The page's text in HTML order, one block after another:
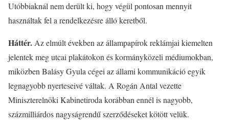
Utóbbiaknál nem derült ki, hogy végül pontosan mennyit
használtak fel a rendelkezésre álló keretből.
Háttér. Az elmúlt években az állampapírok reklámjai kiemelten
jelentek meg utcai plakátokon és kormányközeli médiumokban,
miközben Balásy Gyula cégei az állami kommunikáció egyik
legnagyobb nyerteseivé váltak. A Rogán Antal vezette
Miniszterelnöki Kabinetiroda korábban ennél is nagyobb,
százmilliárdos nagyságrendű szerződéseket kötött velük.